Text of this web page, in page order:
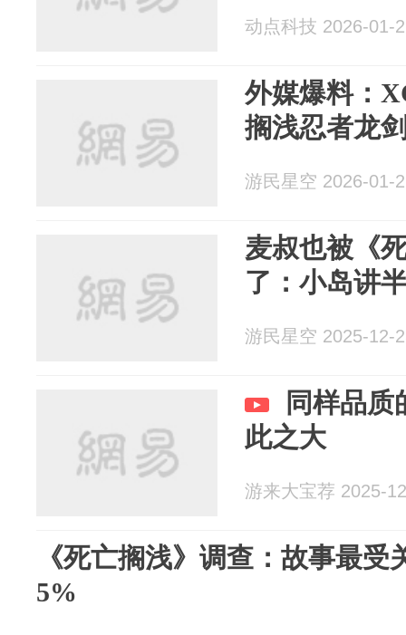
动点科技 2026-01-
外媒爆料：
搁浅忍者龙
游民星空 2026-01-
麦叔也被《
了：小岛讲
游民星空 2025-12-
同样品质
此之大
游来大宝荐 2025-
《死亡搁浅》调查：故事最
5%